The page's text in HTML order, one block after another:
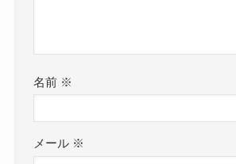
名前 ※
メール ※